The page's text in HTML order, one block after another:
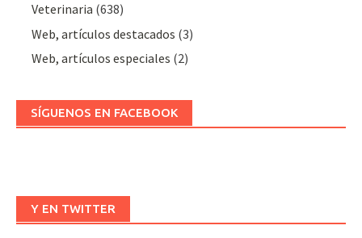
Veterinaria (638)
Web, artículos destacados (3)
Web, artículos especiales (2)
SÍGUENOS EN FACEBOOK
Y EN TWITTER